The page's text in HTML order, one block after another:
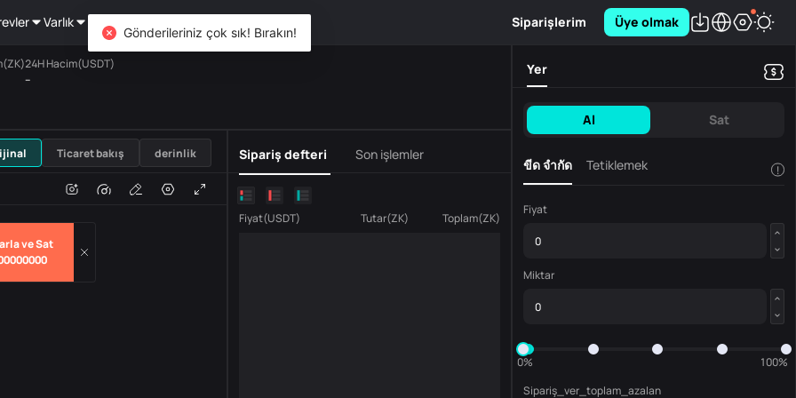
Varlık DiCard Siparişlerim Üye olmak
ve Sat
24H Hacim(USDT)
--
USDT
hacim
Ticaret bakış derinlik Sipariş defteri Son işlemler
Fiyat(USDT) Tutar(ZK) Toplam(ZK)
Yer
Al Sat
ขีด จำกัด Tetiklemek !
Fiyat
Miktar
0%
100%
Sipariş_ver_toplam_azalan
Gönderileriniz çok sık! Bırakın!